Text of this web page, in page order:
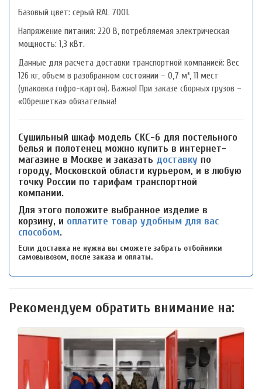
Базовый цвет: серый RAL 7001.
Напряжение питания: 220 В, потребляемая электрическая
мощность: 1,3 кВт.
Данные для расчета доставки транспортной компанией: Вес
126 кг, объем в разобранном состоянии – 0,7 м³, 11 мест
(упаковка гофро-картон). Важно! При заказе сборных грузов –
«Обрешетка» обязательна!
Сушильный шкаф модель СКС-6 для постельного
белья и полотенец можно купить в интернет-
магазине в Москве и заказать доставку по
городу, Московской области курьером, и в любую
точку России по тарифам транспортной
компании.
Для этого положите выбранное изделие в
корзину, и оплатите товар удобным для вас
способом.
Если доставка не нужна вы сможете забрать отбойники
самовывозом, после заказа и оплаты.
Рекомендуем обратить внимание на: